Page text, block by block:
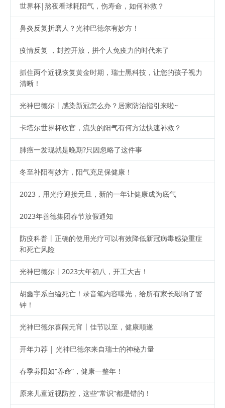
世界杯|熬夜看球耗阳气，伤寿命，如何补救？
鼻炎反复折磨人？光神巴德尔有妙方！
疫情反复 ，封控开放，拼个人免疫力的时代来了
抓住两个近视恢复黄金时期，瑞士黑科技，让您的孩子视力
清晰！
光神巴德尔丨感染新冠怎么办？居家防治指引来啦~
卡塔尔世界杯收官，流失的阳气有何方法快速补救？
肺癌一发现就是晚期?只因忽略了这件事
冬至补阳有妙方，阳气充足保健康！
2023，用光疗迎接元旦，新的一年让健康成为底气
2023年善德集团春节放假通知
防疫科普丨正确的使用光疗可以有效降低新冠病毒感染重症
和死亡风险
光神巴德尔丨2023大年初八，开工大吉！
胡鑫宇系自缢死亡！录音笔内容曝光，给所有家长敲响了警
钟！
光神巴德尔喜闹元宵丨佳节以至，健康顺遂
开年力荐 | 光神巴德尔来自瑞士的神秘力量
春季养阳如“养命”，健康一整年！
原来儿童近视防控，这些“常识”都是错的！